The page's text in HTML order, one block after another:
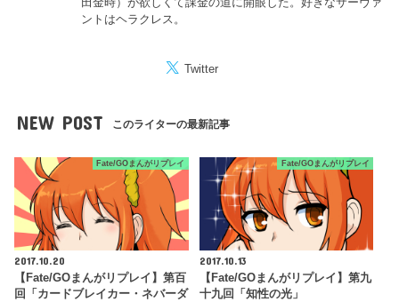
ントはヘラクレス。
Twitter
NEW POST このライターの最新記事
Fate/GOまんがリプレイ
2017.10.20
【Fate/GOまんがリプレイ】第百
回「カードブレイカー・ネバーダ
Fate/GOまんがリプレイ
2017.10.13
【Fate/GOまんがリプレイ】第九
十九回「知性の光」